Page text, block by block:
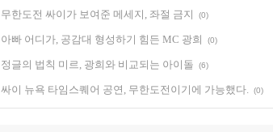
무한도전 싸이가 보여준 메세지, 좌절 금지 (0)
아빠 어디가, 공감대 형성하기 힘든 MC 광희 (0)
정글의 법칙 미르, 광희와 비교되는 아이돌 (6)
싸이 뉴욕 타임스퀘어 공연, 무한도전이기에 가능했다. (0)